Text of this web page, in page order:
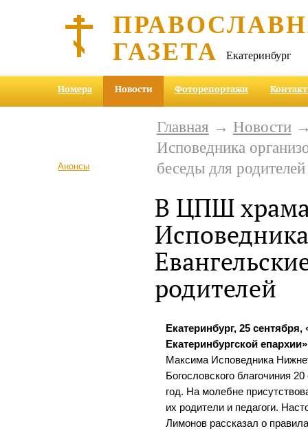
ГАЗЕТА Екатеринбург
Номера Новости Фоторепортажи
Анонсы
Главная → Новости→
Исповедника
беседы для родителей
В ЦПШ
родителей
Екатеринбург, 25
Екатеринбургской епархии»
Максима Исповедника
Богословского благочиния
год. На молебне
их родители и педагоги.
Лимонов рассказал о